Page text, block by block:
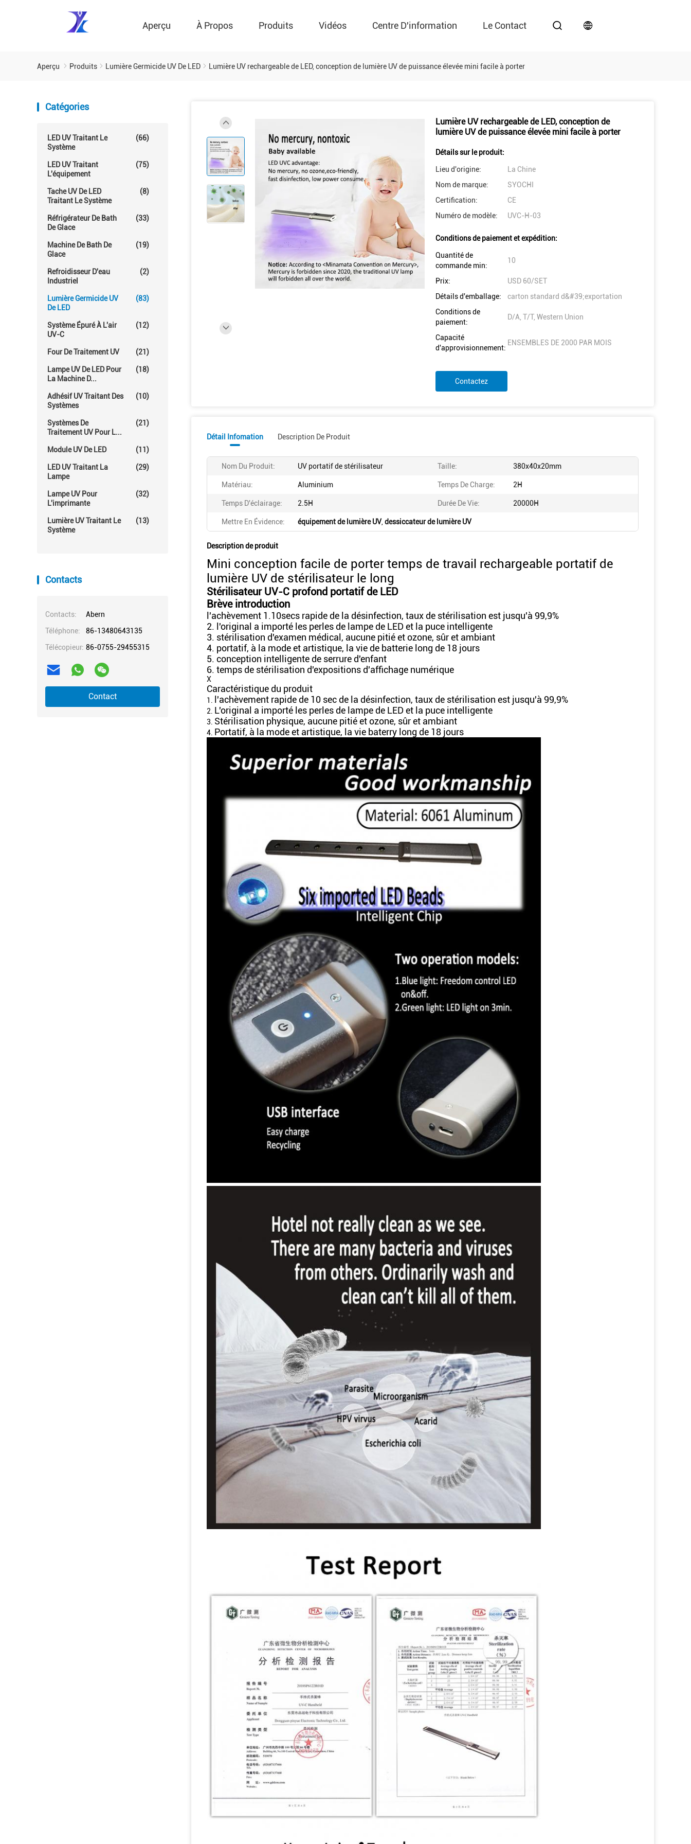
Aperçu À Propos Produits Vidéos Centre D'information Le Contact
Aperçu Produits Lumière Germicide UV De LED Lumière UV rechargeable de LED, conception de lumière UV de puissance élevée mini facile à porter
Catégories
LED UV Traitant Le
Système
(66)
LED UV Traitant
L'équipement
(75)
Tache UV De LED
Traitant Le Système
(8)
Réfrigérateur De Bath
De Glace
(33)
Machine De Bath De
Glace
(19)
Refroidisseur D'eau
Industriel
(2)
Lumière Germicide UV
De LED
(83)
Système Épuré À L'air
UV-C
(12)
Four De Traitement UV (21)
Lampe UV De LED Pour
La Machine D...
(18)
Adhésif UV Traitant Des
Systèmes
(10)
Systèmes De
Traitement UV Pour L...
(21)
Module UV De LED (11)
LED UV Traitant La
Lampe
(29)
Lampe UV Pour
L'imprimante
(32)
Lumière UV Traitant Le
Système
(13)
Contacts
Contacts:
Abern
Téléphone:
86-13480643135
Télécopieur: 86-0755-29455315
Contact
Lumière UV rechargeable de LED, conception de
lumière UV de puissance élevée mini facile à porter
Détails sur le produit:
Lieu d'origine:
La Chine
Nom de marque:
SYOCHI
Certification:
CE
Numéro de modèle:
UVC-H-03
Conditions de paiement et expédition:
Quantité de
commande min:
10
Prix:
USD 60/SET
Détails d'emballage:
carton standard d&#39;exportation
Conditions de
paiement:
D/A, T/T, Western Union
Capacité
d'approvisionnement:
ENSEMBLES DE 2000 PAR MOIS
Contactez
Détail Infomation Description De Produit
Nom Du Produit: UV portatif de stérilisateur Taille: 380x40x20mm
Matériau: Aluminium Temps De Charge: 2H
Temps D'éclairage: 2.5H Durée De Vie: 20000H
Mettre En Évidence: équipement de lumière UV dessiccateur de lumière UV
Description de produit
Mini conception facile de porter temps de travail rechargeable portatif de
lumière UV de stérilisateur le long
Stérilisateur UV-C profond portatif de LED
Brève introduction
l'achèvement 1.10secs rapide de la désinfection, taux de stérilisation est jusqu'à 99,9%
2. l'original a importé les perles de lampe de LED et la puce intelligente
3. stérilisation d'examen médical, aucune pitié et ozone, sûr et ambiant
4. portatif, à la mode et artistique, la vie de batterie long de 18 jours
5. conception intelligente de serrure d'enfant
6. temps de stérilisation d'expositions d'affichage numérique
X
Caractéristique du produit
1. l'achèvement rapide de 10 sec de la désinfection, taux de stérilisation est jusqu'à 99,9%
2. L'original a importé les perles de lampe de LED et la puce intelligente
3. Stérilisation physique, aucune pitié et ozone, sûr et ambiant
4. Portatif, à la mode et artistique, la vie baterry long de 18 jours